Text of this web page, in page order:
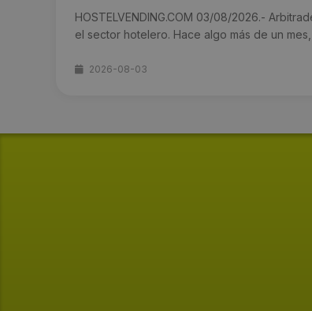
HOSTELVENDING.COM 03/08/2026.-
el sector hotelero. Hace algo más de un
2026-08-03